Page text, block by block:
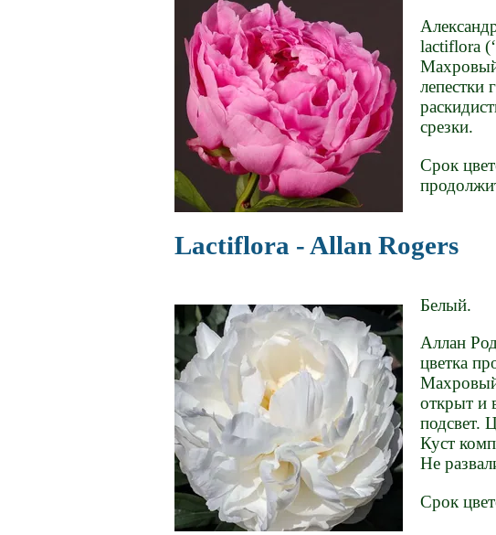
lactiflora
лепестки
срезки.
Срок
Lactiflora - Allan Rogers
Белый.
Аллан
цветка
открыт и
подсвет.
Куст
Не
Срок